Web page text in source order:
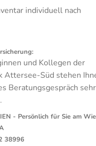
individuell nach
und Kollegen der
Attersee-Süd stehen
Beratungsgespräch
- Persönlich für Sie am
38996